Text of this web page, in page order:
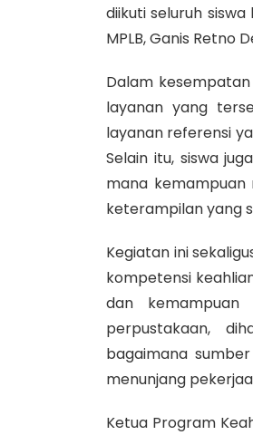
diikuti seluruh
MPLB, Ganis Retno
Dalam
layanan yang
layanan referensi
Selain itu, siswa
mana
keterampilan yang
Kegiatan ini
kompetensi
dan kemampuan
perpustakaan,
bagaimana
menunjang
Ketua Program